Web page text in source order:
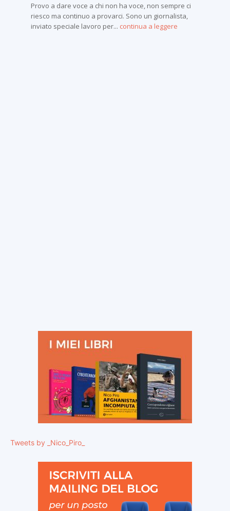
Provo a dare voce a chi non ha voce, non sempre ci
riesco ma continuo a provarci. Sono un giornalista,
inviato speciale lavoro per... continua a leggere
Tweets by _Nico_Piro_